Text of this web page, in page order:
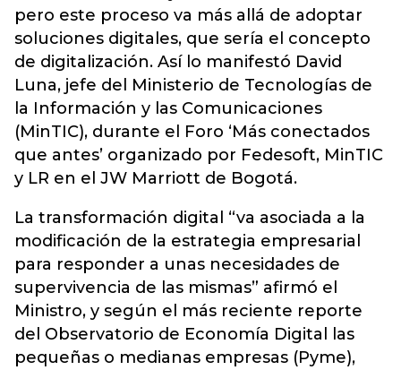
pero este proceso va más allá de adoptar
soluciones digitales, que sería el concepto
de digitalización. Así lo manifestó David
Luna, jefe del Ministerio de Tecnologías de
la Información y las Comunicaciones
(MinTIC), durante el Foro ‘Más conectados
que antes’ organizado por Fedesoft, MinTIC
y LR en el JW Marriott de Bogotá.
La transformación digital “va asociada a la
modificación de la estrategia empresarial
para responder a unas necesidades de
supervivencia de las mismas” afirmó el
Ministro, y según el más reciente reporte
del Observatorio de Economía Digital las
pequeñas o medianas empresas (Pyme),